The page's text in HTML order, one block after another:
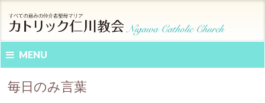
MENU
毎日のみ言葉